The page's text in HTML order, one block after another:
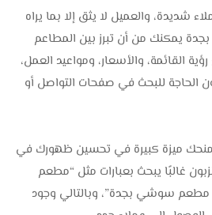
شديدة، والعميل لا يثق إلا بما يراه
يمكنك من أن تبرز بين المطاعم
القائمة، والأسعار، ومواعيد العمل،
الحاجة للبحث في صفحات التواصل أو
ميزة كبيرة في تحسين ظهورك في
غالبًا يبحث بعبارات مثل “مطعم
سوشي بجدة”، وبالتالي وجود